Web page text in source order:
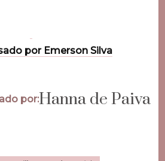
por Emerson Silva
por:Hanna de Paiva